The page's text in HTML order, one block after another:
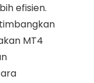
efisien.
MT4